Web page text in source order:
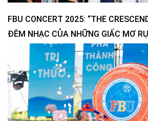
FBU CONCERT 2025: “THE
ĐÊM NHẠC CỦA NHỮNG GIẤC MƠ